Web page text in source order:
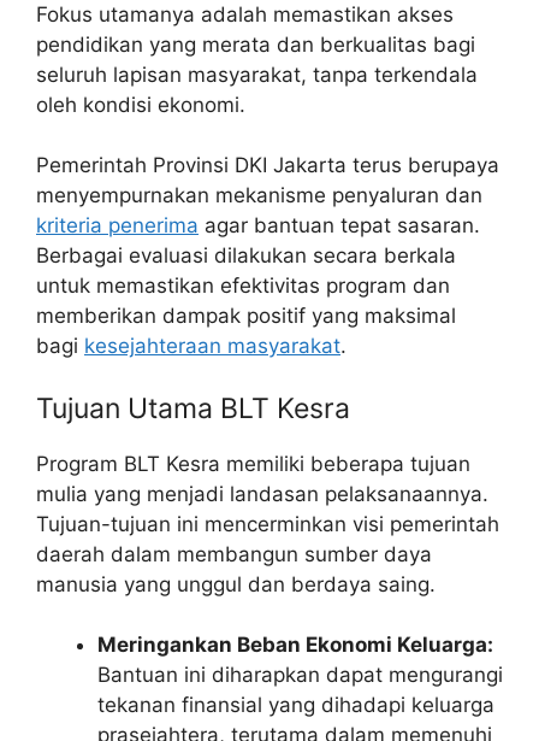
Fokus utamanya adalah memastikan akses
pendidikan yang merata dan berkualitas bagi
seluruh lapisan masyarakat, tanpa terkendala
oleh kondisi ekonomi.
Pemerintah Provinsi DKI Jakarta terus berupaya
menyempurnakan mekanisme penyaluran dan
kriteria penerima agar bantuan tepat sasaran.
Berbagai evaluasi dilakukan secara berkala
untuk memastikan efektivitas program dan
memberikan dampak positif yang maksimal
bagi kesejahteraan masyarakat.
Tujuan Utama BLT Kesra
Program BLT Kesra memiliki beberapa tujuan
mulia yang menjadi landasan pelaksanaannya.
Tujuan-tujuan ini mencerminkan visi pemerintah
daerah dalam membangun sumber daya
manusia yang unggul dan berdaya saing.
Meringankan Beban Ekonomi Keluarga:
Bantuan ini diharapkan dapat mengurangi
tekanan finansial yang dihadapi keluarga
prasejahtera, terutama dalam memenuhi